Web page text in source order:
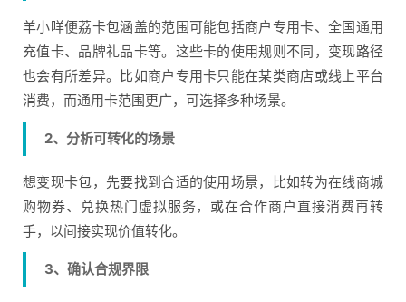
羊小咩便荔卡包涵盖的范围可能包括商户专用卡、全国通用
充值卡、品牌礼品卡等。这些卡的使用规则不同，变现路径
也会有所差异。比如商户专用卡只能在某类商店或线上平台
消费，而通用卡范围更广，可选择多种场景。
2、分析可转化的场景
想变现卡包，先要找到合适的使用场景，比如转为在线商城
购物券、兑换热门虚拟服务，或在合作商户直接消费再转
手，以间接实现价值转化。
3、确认合规界限